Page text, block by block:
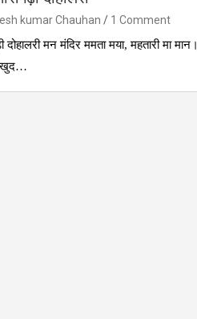
kumar Chauhan
1 Comment
मन मंदिर ममता मया, महतारी मा मान।
खुद…